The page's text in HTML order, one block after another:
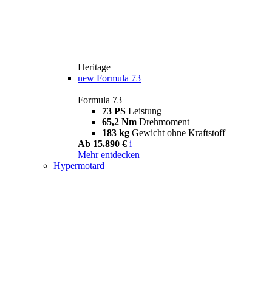
Heritage
new Formula 73
Formula 73
73 PS Leistung
65,2 Nm Drehmoment
183 kg Gewicht ohne Kraftstoff
Ab 15.890 € i
Mehr entdecken
Hypermotard